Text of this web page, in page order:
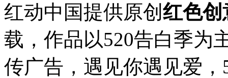
红动中国提供原创红色创
载，作品以520告白季为
传广告，遇见你遇见爱